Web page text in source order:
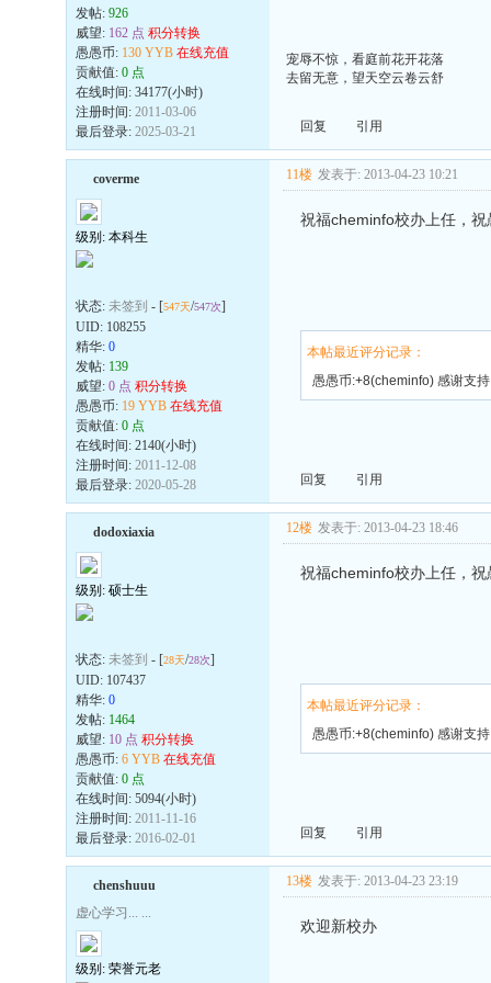
发帖: 926
威望: 162 点 积分转换
愚愚币: 130 YYB 在线充值
贡献值: 0 点
在线时间: 34177(小时)
注册时间: 2011-03-06
最后登录: 2025-03-21
宠辱不惊，看庭前花开花落
去留无意，望天空云卷云舒
回复 引用
coverme
级别: 本科生
状态: 未签到 - [547天/547次]
UID: 108255
精华: 0
发帖: 139
威望: 0 点 积分转换
愚愚币: 19 YYB 在线充值
贡献值: 0 点
在线时间: 2140(小时)
注册时间: 2011-12-08
最后登录: 2020-05-28
11楼 发表于: 2013-04-23 10:21
祝福cheminfo校办上任，祝
本帖最近评分记录：
愚愚币:+8(cheminfo) 感谢支持
回复 引用
dodoxiaxia
级别: 硕士生
状态: 未签到 - [28天/28次]
UID: 107437
精华: 0
发帖: 1464
威望: 10 点 积分转换
愚愚币: 6 YYB 在线充值
贡献值: 0 点
在线时间: 5094(小时)
注册时间: 2011-11-16
最后登录: 2016-02-01
12楼 发表于: 2013-04-23 18:46
祝福cheminfo校办上任，祝
本帖最近评分记录：
愚愚币:+8(cheminfo) 感谢支持
回复 引用
chenshuuu
虚心学习... ...
级别: 荣誉元老
13楼 发表于: 2013-04-23 23:19
欢迎新校办